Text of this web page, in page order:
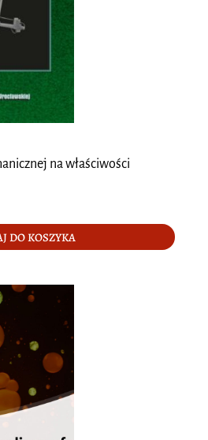
na właściwości
DO KOSZYKA